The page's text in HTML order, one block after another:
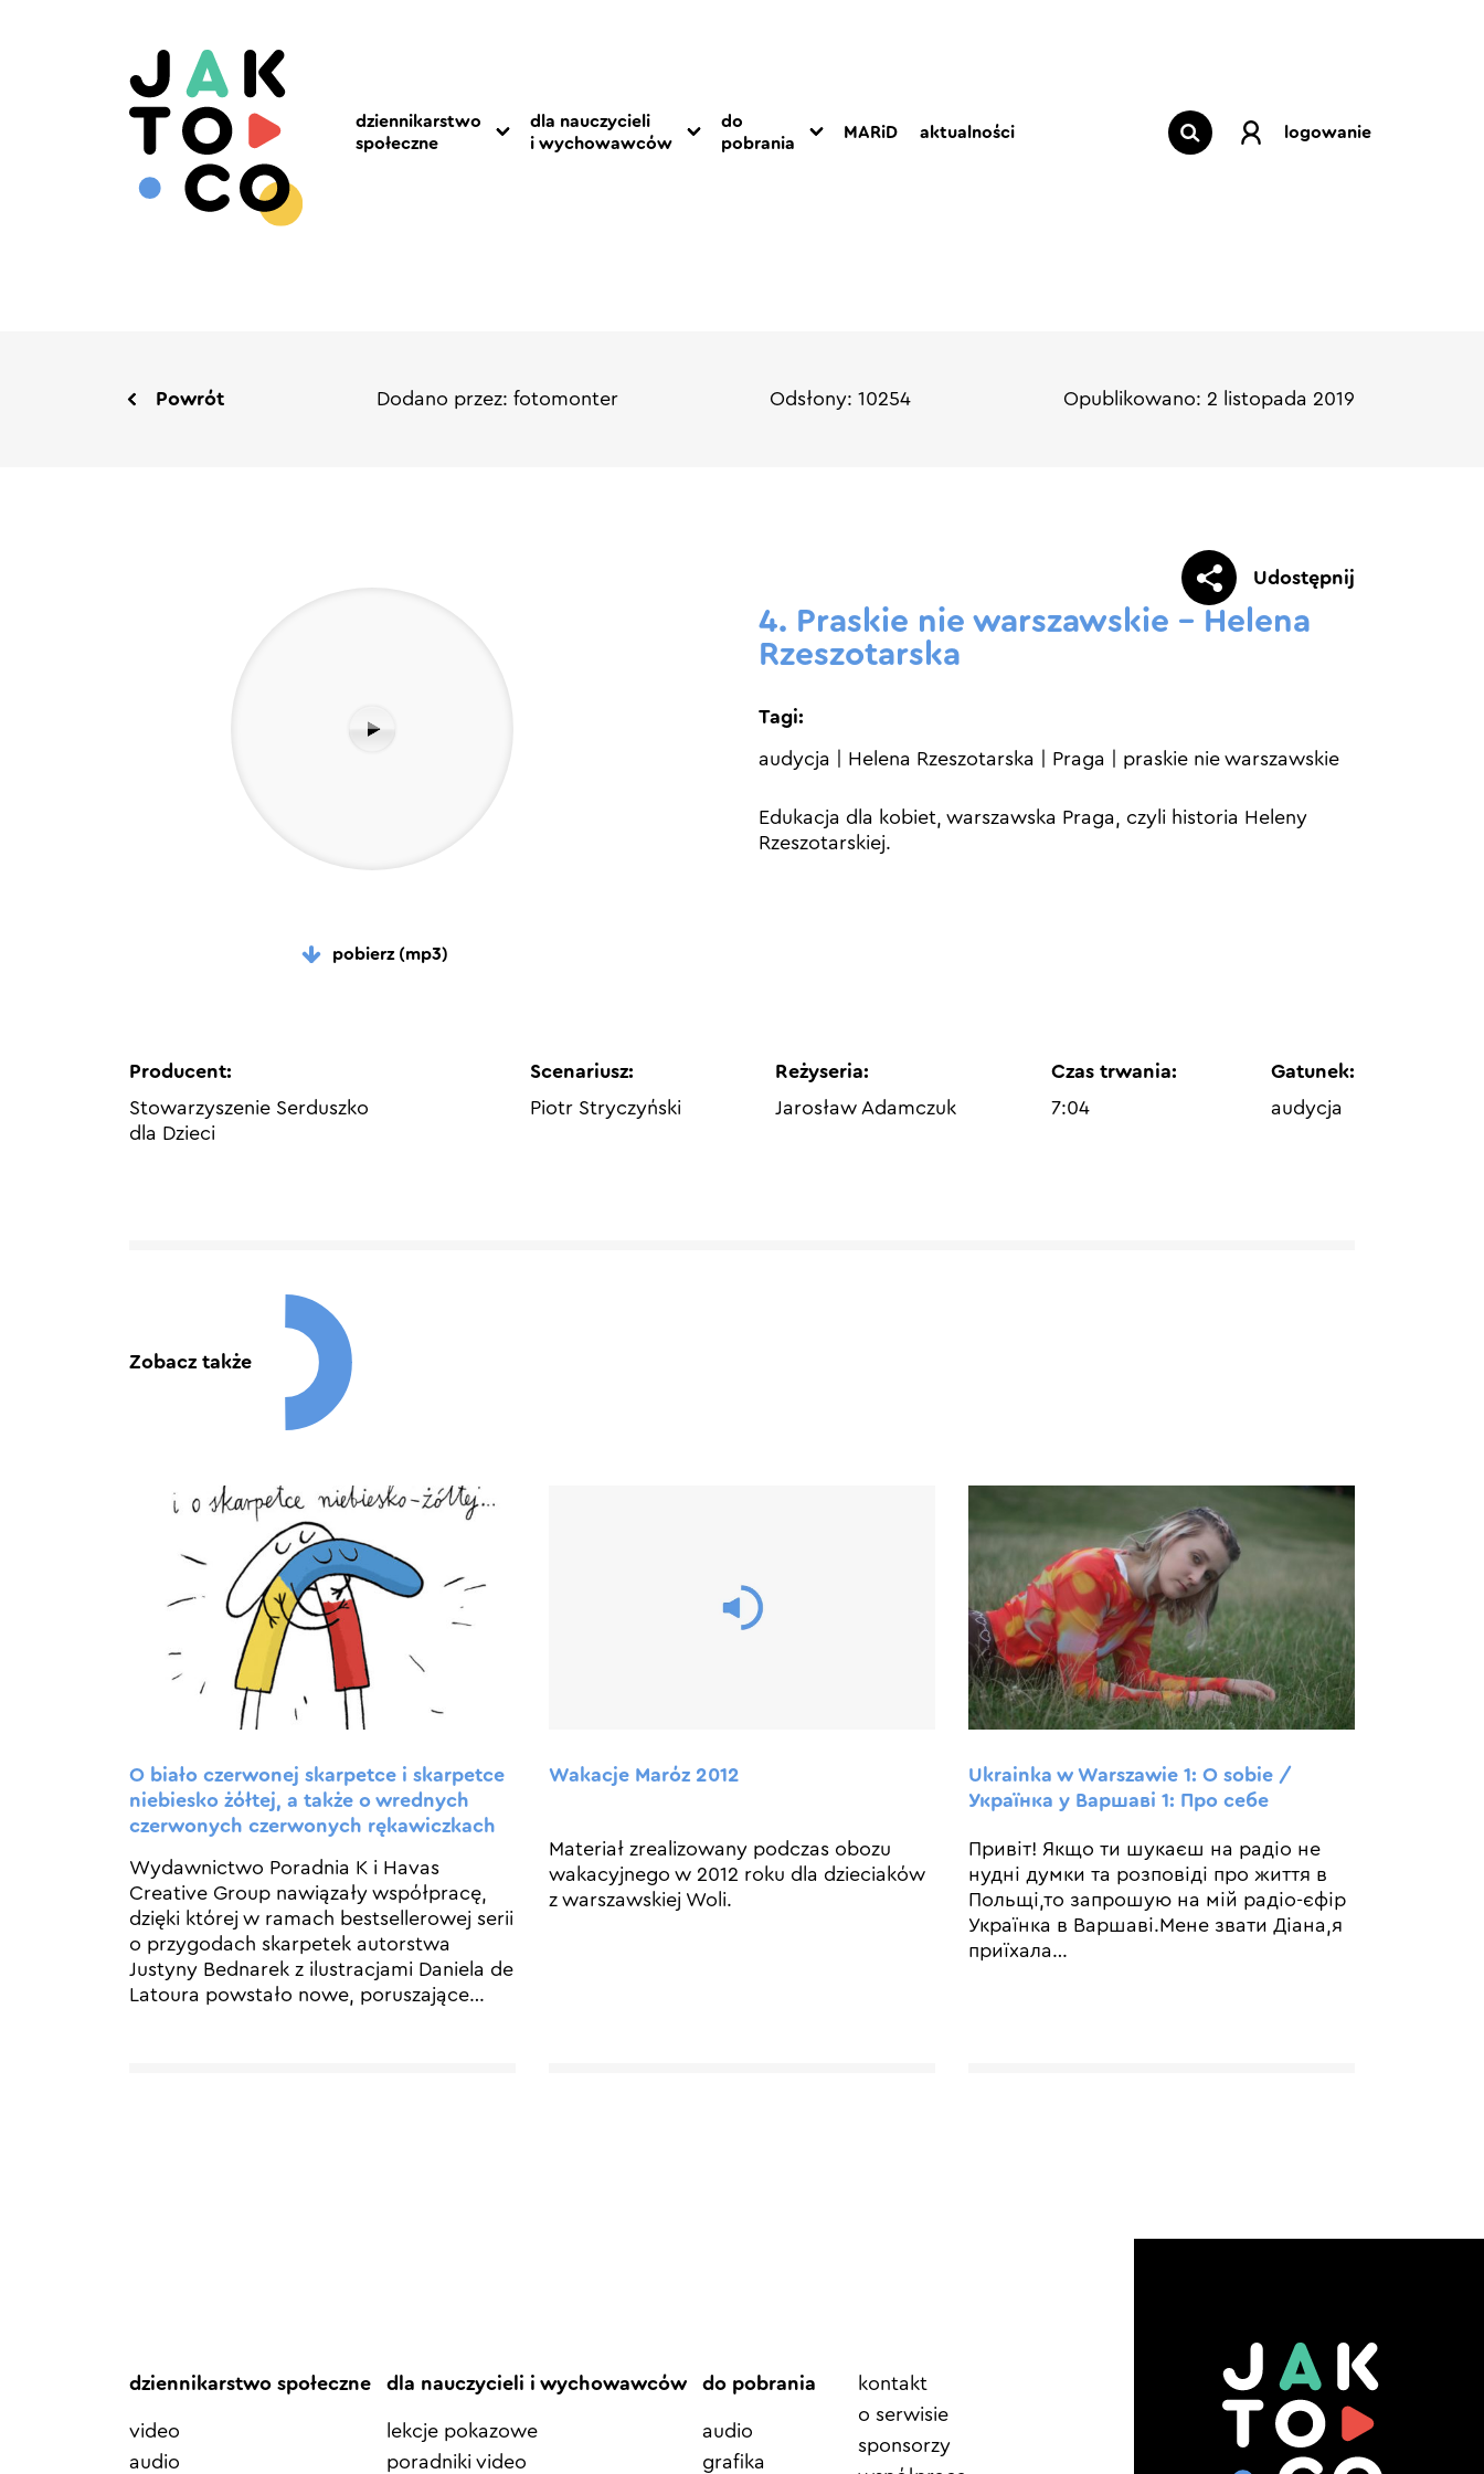
dziennikarstwo
społeczne
dla nauczycieli
i wychowawców
do
pobrania
MARiD aktualności logowanie
Powrót Dodano przez: fotomonter Odsłony: 10254 Opublikowano: 2 listopada 2019
pobierz (mp3)
Udostępnij
4. Praskie nie warszawskie – Helena
Rzeszotarska
Tagi:
audycja Helena Rzeszotarska Praga praskie nie warszawskie
Edukacja dla kobiet, warszawska Praga, czyli historia Heleny
Rzeszotarskiej.
Producent:
Stowarzyszenie Serduszko
dla Dzieci
Scenariusz:
Piotr Stryczyński
Reżyseria:
Jarosław Adamczuk
Czas trwania:
7:04
Gatunek:
audycja
Zobacz także
O biało czerwonej skarpetce i skarpetce
niebiesko żółtej, a także o wrednych
czerwonych czerwonych rękawiczkach
Wydawnictwo Poradnia K i Havas
Creative Group nawiązały współpracę,
dzięki której w ramach bestsellerowej serii
o przygodach skarpetek autorstwa
Justyny Bednarek z ilustracjami Daniela de
Latoura powstało nowe, poruszające…
Wakacje Maróz 2012
Materiał zrealizowany podczas obozu
wakacyjnego w 2012 roku dla dzieciaków
z warszawskiej Woli.
Ukrainka w Warszawie 1: O sobie /
Українка у Варшаві 1: Про себе
Привіт! Якщо ти шукаєш на радіо не
нудні думки та розповіді про життя в
Польщі,то запрошую на мій радіо-єфір
Українка в Варшаві.Мене звати Діана,я
приїхала…
dziennikarstwo społeczne
video
audio
dla nauczycieli i wychowawców
lekcje pokazowe
poradniki video
do pobrania
audio
grafika
Element
menu
kontakt
o serwisie
sponsorzy